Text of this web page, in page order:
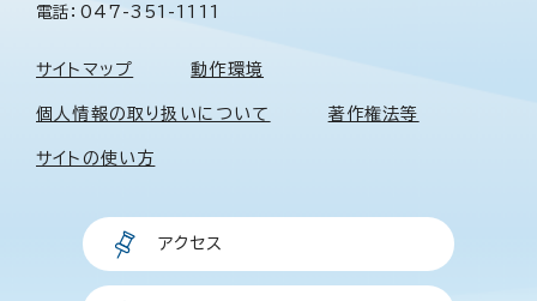
電話：047-351-1111
サイトマップ 動作環境
個人情報の取り扱いについて 著作権法等
サイトの使い方
アクセス